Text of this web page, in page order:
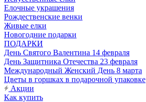
Елочные украшения
Рождественские венки
Живые елки
Новогодние подарки
ПОДАРКИ
День Святого Валентина 14 февраля
День Защитника Отечества 23 февраля
Международный Женский День 8 марта
Цветы в горшках в подарочной упаковке
Акции
Как купить